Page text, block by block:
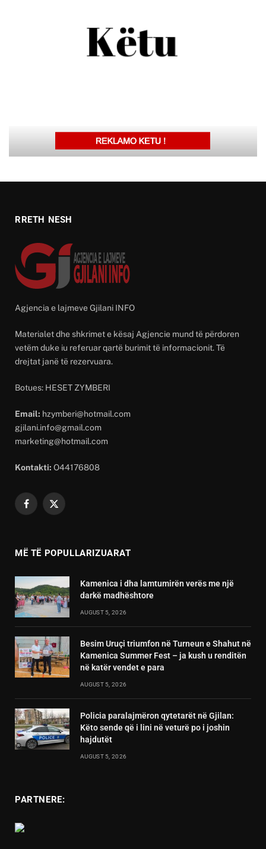
RRETH NESH
Agjencia e lajmeve Gjilani INFO
Materialet dhe shkrimet e kësaj Agjencie mund të përdoren
vetëm duke iu referuar qartë burimit të informacionit. Të
drejtat janë të rezervuara.
Botues: HESET ZYMBERI
Email: hzymberi@hotmail.com
gjilani.info@gmail.com
marketing@hotmail.com
Kontakti: O44176808
Facebook
X
MË TË POPULLARIZUARAT
Kamenica i dha lamtumirën verës me një
darkë madhështore
AUGUST 5, 2026
Besim Uruçi triumfon në Turneun e Shahut në
Kamenica Summer Fest – ja kush u renditën
në katër vendet e para
AUGUST 5, 2026
Policia paralajmëron qytetarët në Gjilan:
Këto sende që i lini në veturë po i joshin
hajdutët
AUGUST 5, 2026
PARTNERE: